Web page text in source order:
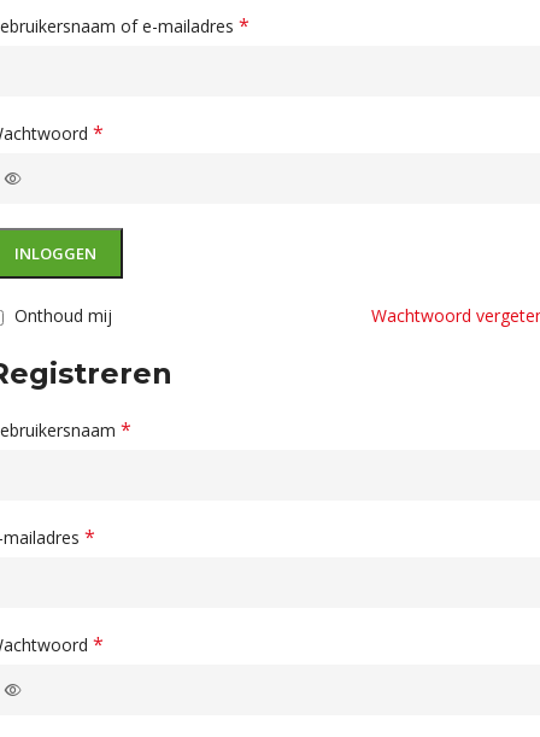
of e-mailadres *
*
INLOGGEN
Wachtwoord
Onthoud mij
*
mailadres *
*